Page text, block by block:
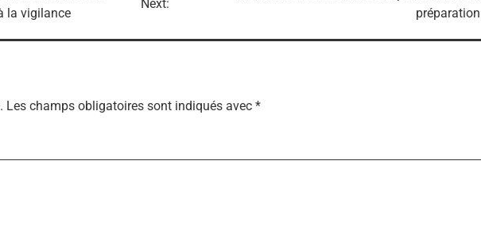
la vigilance
Next:
préparation
Les champs obligatoires sont indiqués avec *